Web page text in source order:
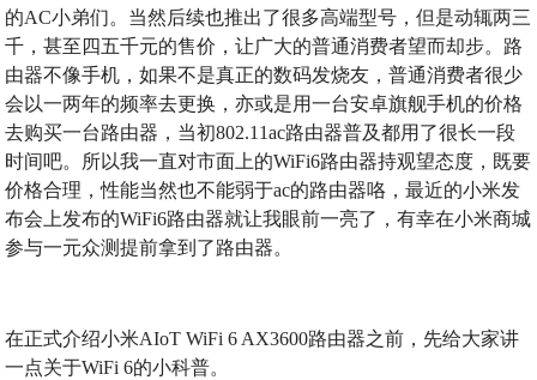
的AC小弟们。当然后续也推出了很多高端型号，但是动辄两三
千，甚至四五千元的售价，让广大的普通消费者望而却步。路
由器不像手机，如果不是真正的数码发烧友，普通消费者很少
会以一两年的频率去更换，亦或是用一台安卓旗舰手机的价格
去购买一台路由器，当初802.11ac路由器普及都用了很长一段
时间吧。所以我一直对市面上的WiFi6路由器持观望态度，既要
价格合理，性能当然也不能弱于ac的路由器咯，最近的小米发
布会上发布的WiFi6路由器就让我眼前一亮了，有幸在小米商城
参与一元众测提前拿到了路由器。
在正式介绍小米AIoT WiFi 6 AX3600路由器之前，先给大家讲
一点关于WiFi 6的小科普。